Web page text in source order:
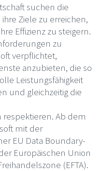
suchen die
Ziele zu erreichen,
Effizienz zu steigern.
zu
verpflichtet,
anzubieten, die so
Leistungsfähigkeit
und gleichzeitig die
Ab dem
mit der
EU Data Boundary-
Europäischen Union
(EFTA).